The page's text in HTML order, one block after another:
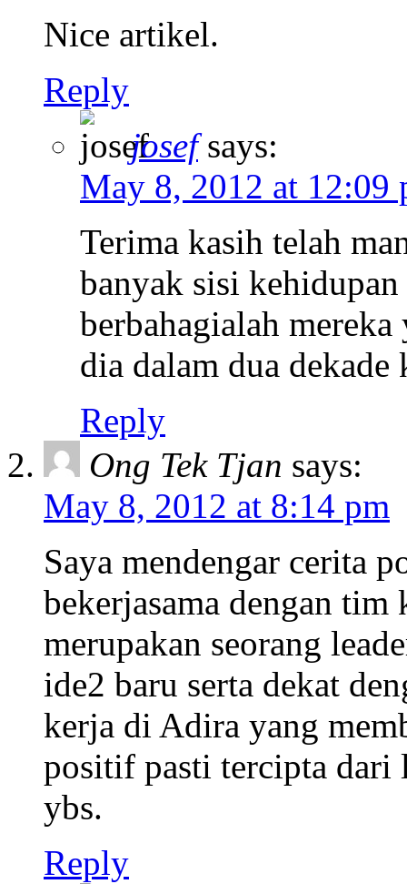
Nice artikel.
Reply
josef says:
May 8, 2012 at 12:09
Terima kasih telah
banyak sisi
berbahagialah mereka
dia dalam dua
Reply
Ong Tek Tjan says:
May 8, 2012 at 8:14 pm
Saya mendengar cerita
bekerjasama dengan
merupakan seorang
ide2 baru serta dekat
kerja di Adira yang
positif pasti tercipta dari
ybs.
Reply